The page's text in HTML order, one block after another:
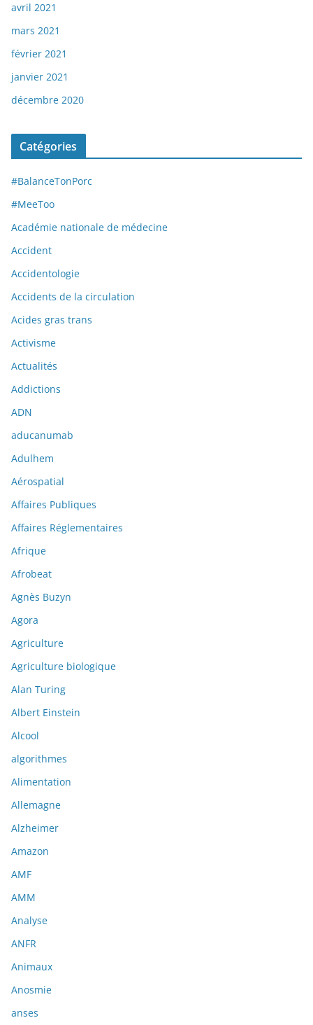
avril 2021
mars 2021
février 2021
janvier 2021
décembre 2020
Catégories
#BalanceTonPorc
#MeeToo
Académie nationale de médecine
Accident
Accidentologie
Accidents de la circulation
Acides gras trans
Activisme
Actualités
Addictions
ADN
aducanumab
Adulhem
Aérospatial
Affaires Publiques
Affaires Réglementaires
Afrique
Afrobeat
Agnès Buzyn
Agora
Agriculture
Agriculture biologique
Alan Turing
Albert Einstein
Alcool
algorithmes
Alimentation
Allemagne
Alzheimer
Amazon
AMF
AMM
Analyse
ANFR
Animaux
Anosmie
anses